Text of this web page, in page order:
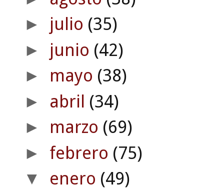
► julio (35)
► junio (42)
► mayo (38)
► abril (34)
► marzo (69)
► febrero (75)
▼ enero (49)